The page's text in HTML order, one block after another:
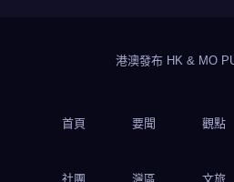
港澳發布 HK & MO
首頁 要聞 觀點
社團 灣區 文旅